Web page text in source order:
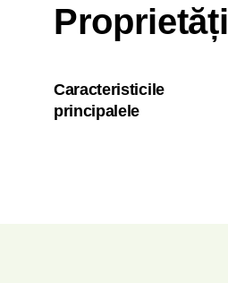
Proprietăți
Caracteristicile
principalele